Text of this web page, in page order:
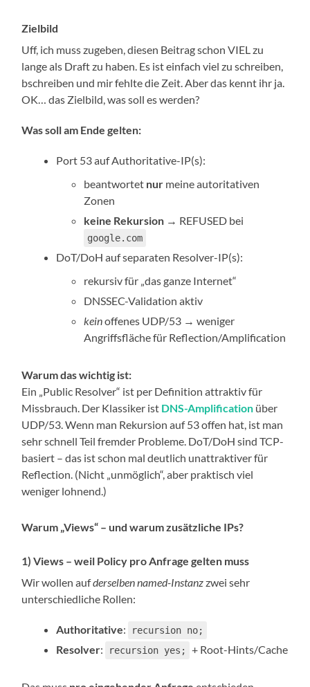
Zielbild
Uff, ich muss zugeben, diesen Beitrag schon VIEL zu
lange als Draft zu haben. Es ist einfach viel zu schreiben,
bschreiben und mir fehlte die Zeit. Aber das kennt ihr ja.
OK… das Zielbild, was soll es werden?
Was soll am Ende gelten:
Port 53 auf Authoritative-IP(s):
beantwortet nur meine autoritativen
Zonen
keine Rekursion → REFUSED bei
google.com
DoT/DoH auf separaten Resolver-IP(s):
rekursiv für „das ganze Internet“
DNSSEC-Validation aktiv
keinoffenes UDP/53 → weniger
Angriffsfläche für Reflection/Amplification
Warum das wichtig ist:
Ein „Public Resolver“ ist per Definition attraktiv für
Missbrauch. Der Klassiker ist DNS-Amplification über
UDP/53. Wenn man Rekursion auf 53 offen hat, ist man
sehr schnell Teil fremder Probleme. DoT/DoH sind TCP-
basiert – das ist schon mal deutlich unattraktiver für
Reflection. (Nicht „unmöglich“, aber praktisch viel
weniger lohnend.)
Warum „Views“ – und warum zusätzliche IPs?
1) Views – weil Policy pro Anfrage gelten muss
Wir wollen aufderselben named-Instanzzwei sehr
unterschiedliche Rollen:
Authoritative: recursion no;
Resolver: recursion yes; + Root-Hints/Cache